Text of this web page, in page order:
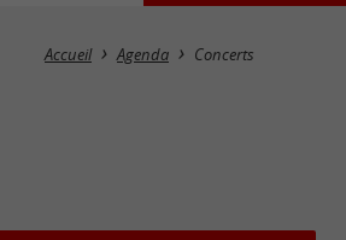
Masquer la carte
Accueil Agenda Concerts